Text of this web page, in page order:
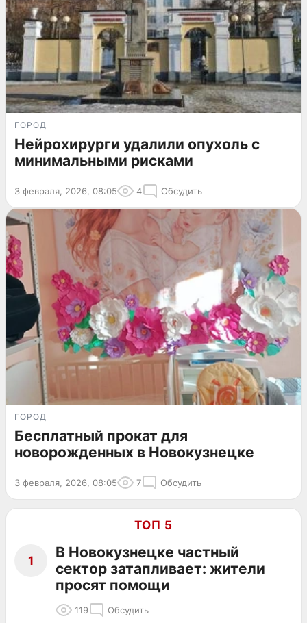
ГОРОД
Нейрохирурги удалили опухоль с
минимальными рисками
3 февраля, 2026, 08:05 4 Обсудить
ГОРОД
Бесплатный прокат для
новорожденных в Новокузнецке
3 февраля, 2026, 08:05 7 Обсудить
ТОП 5
1
В Новокузнецке частный
сектор затапливает: жители
просят помощи
119 Обсудить